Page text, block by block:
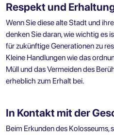
Respekt und
Wenn Sie diese alte Stadt und
denken Sie daran, wie wichtig es
für zukünftige Generationen zu
Kleine Handlungen wie das
Müll und das Vermeiden des
erheblich zum Erhalt bei.
In Kontakt mit der
Beim Erkunden des Kolosseums,